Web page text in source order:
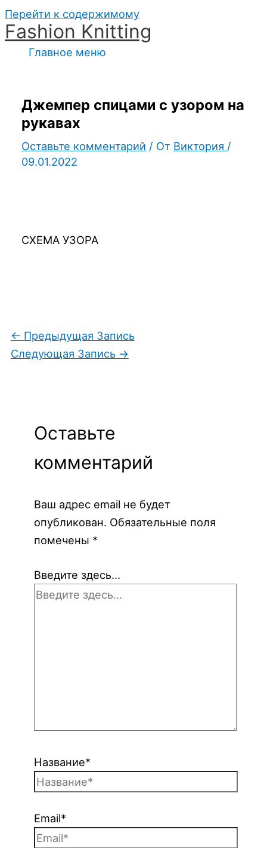
Перейти к содержимому
Fashion Knitting
Главное меню
Джемпер спицами с узором на
рукавах
Оставьте комментарий / От Виктория /
09.01.2022
СХЕМА УЗОРА
← Предыдущая Запись
Следующая Запись →
Оставьте
комментарий
Ваш адрес email не будет
опубликован. Обязательные поля
помечены *
Введите здесь...
Название*
Email*